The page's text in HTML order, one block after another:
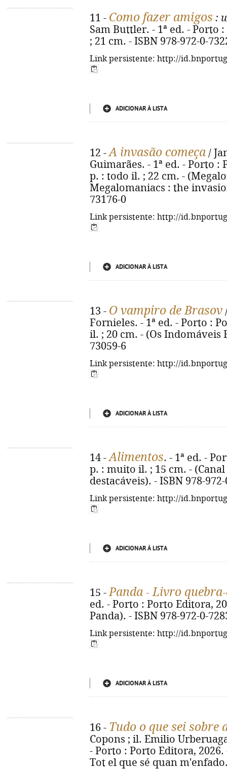
11 - Como fazer amigos :
Sam Buttler. - 1ª ed. - Porto
; 21 cm. - ISBN 978-972-0-
Link persistente: http://
ADICIONAR À LISTA
12 -A invasão começa /
Guimarães. - 1ª ed. - Porto :
p. : todo il. ; 22 cm. -
Megalomaniacs : the
73176-0
Link persistente: http://
ADICIONAR À LISTA
13 - O vampiro de Brasov
Fornieles. - 1ª ed. - Porto :
il. ; 20 cm. - (Os Indomáveis
73059-6
Link persistente: http://
ADICIONAR À LISTA
14 -Alimentos. - 1ª ed. -
p. : muito il. ; 15 cm. -
destacáveis). - ISBN 978-
Link persistente: http://
ADICIONAR À LISTA
15 -Panda - Livro
ed. - Porto : Porto Editora,
Panda). - ISBN 978-972-0-
Link persistente: http://
ADICIONAR À LISTA
16 - Tudo o que sei sobre
Copons ; il. Emilio
- Porto : Porto Editora,
Tot el que sé quan